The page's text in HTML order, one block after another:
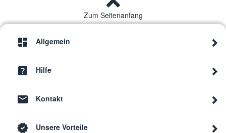
Zum Seitenanfang
Allgemein
Hilfe
Kontakt
Unsere Vorteile